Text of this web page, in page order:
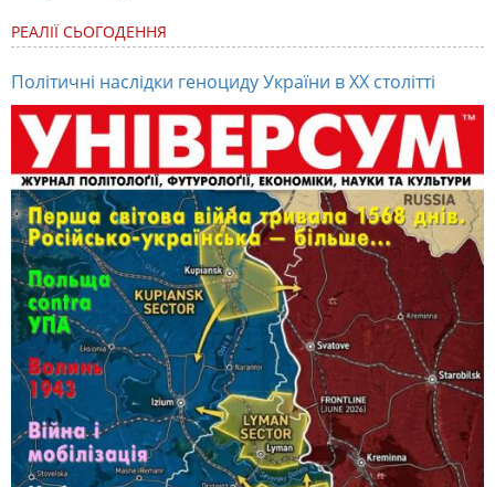
РЕАЛІЇ СЬОГОДЕННЯ
Політичні наслідки геноциду України в ХХ столітті